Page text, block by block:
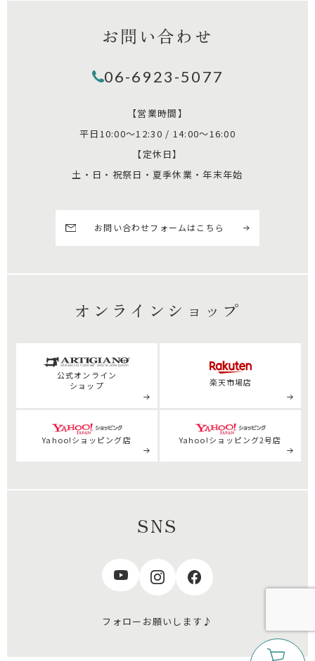
お問い合わせ
06-6923-5077
【営業時間】
平日10:00～12:30 / 14:00～16:00
【定休日】
土・日・祝祭日・夏季休業・年末年始
お問い合わせフォームはこちら
オンラインショップ
公式オンライン
ショップ
楽天市場店
Yahoo!ショッピング店 Yahoo!ショッピング2号店
SNS
フォローお願いします♪